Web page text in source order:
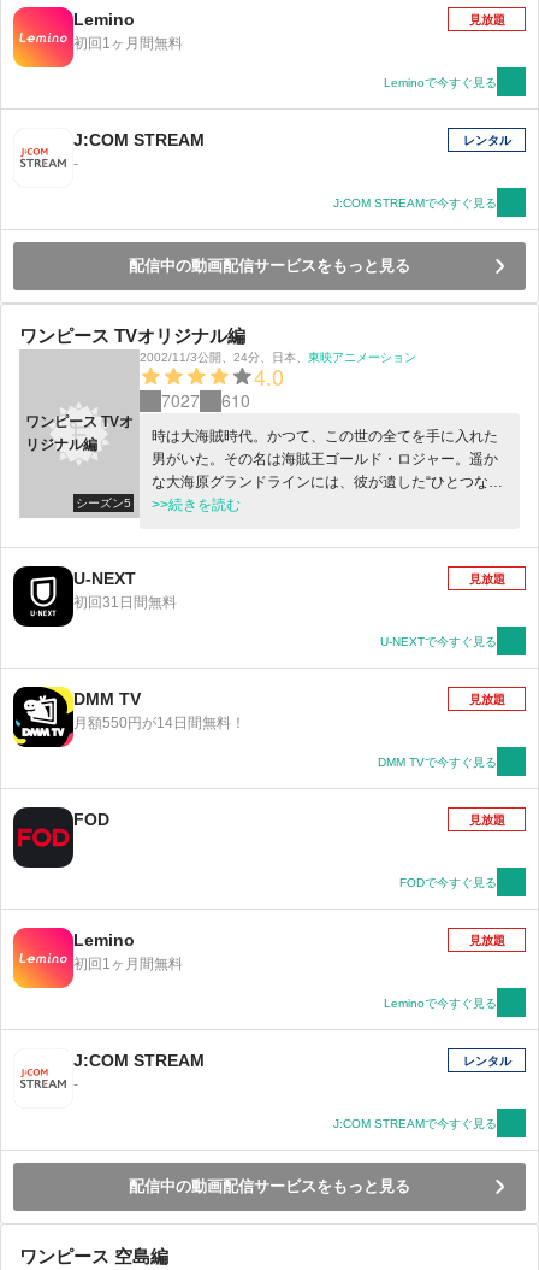
Lemino
初回1ヶ月間無料
見放題
Leminoで今すぐ見る
J:COM STREAM
-
レンタル
J:COM STREAMで今すぐ見る
配信中の動画配信サービスをもっと見る
ワンピース TVオリジナル編
シーズン5
ワンピース TVオ
リジナル編
2002/11/3公開 24分 日本 東映アニメーション
4.0
7027 610
時は大海賊時代。かつて、この世の全てを手に入れた
男がいた。その名は海賊王ゴールド・ロジャー。遥か
な大海原グランドラインには、彼が遺した“ひとつなぎ
の大秘宝（ワンピース）”が隠されているとい
と漕ぎ出してゆく。そして、ここにもグランドライン
を目指す者が一人。悪魔の実と呼ばれる不思議な実の
一つ「ゴムゴムの実」を食べ、全身がゴムのように伸
頃に赤髪のシャンクスから麦わら帽子を託された彼
は、海賊王になるという壮大な野望を抱いていた。海
へと乗り出したルフィは、航海の中で大冒険を繰り返
し、様々な人々と出会ってゆく。信頼できる個性的な
仲間、悪党どもや海軍など立ちふさがる強大な
敵・・・さあ、まだ見ぬ世界へ向けて帆を立てろ！歴
>>続きを読む
U-NEXT
初回31日間無料
見放題
U-NEXTで今すぐ見る
DMM TV
月額550円が14日間無料！
見放題
DMM TVで今すぐ見る
FOD 見放題
FODで今すぐ見る
Lemino
初回1ヶ月間無料
見放題
Leminoで今すぐ見る
J:COM STREAM
-
レンタル
J:COM STREAMで今すぐ見る
配信中の動画配信サービスをもっと見る
ワンピース 空島編